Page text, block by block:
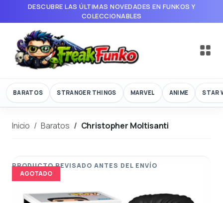
DESCUBRE LAS ÚLTIMAS NOVEDADES EN FUNKOS Y
COLECCIONABLES
BARATOS STRANGER THINGS MARVEL ANIME STAR
Inicio Baratos Christopher Moltisanti
AGOTADO